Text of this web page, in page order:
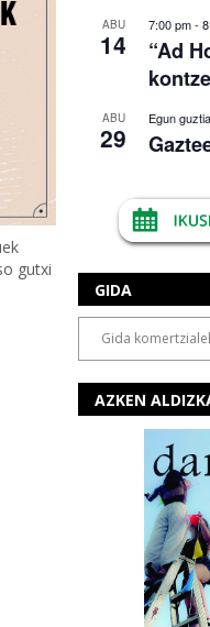
gutxi
ABU
14
7:00 pm-
“Ad
ABU
29
Egun guztia
GIDA
AZKEN